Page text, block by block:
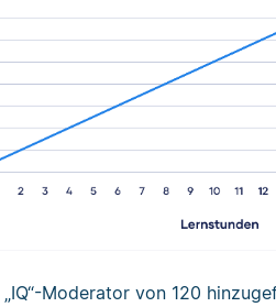
Moderator von 120